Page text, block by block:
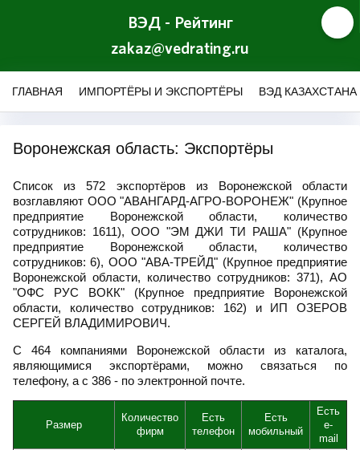
ВЭД - Рейтинг
zakaz@vedrating.ru
ГЛАВНАЯ ИМПОРТЁРЫ И ЭКСПОРТЁРЫ ВЭД КАЗАХСТАНА
Воронежская область: Экспортёры
Список из 572 экспортёров из Воронежской области
возглавляют ООО "АВАНГАРД-АГРО-ВОРОНЕЖ" (Крупное
предприятие Воронежской области, количество
сотрудников: 1611), ООО "ЭМ ДЖИ ТИ РАША" (Крупное
предприятие Воронежской области, количество
сотрудников: 6), ООО "АВА-ТРЕЙД" (Крупное предприятие
Воронежской области, количество сотрудников: 371), АО
"ОФС РУС ВОКК" (Крупное предприятие Воронежской
области, количество сотрудников: 162) и ИП ОЗЕРОВ
СЕРГЕЙ ВЛАДИМИРОВИЧ.
С 464 компаниями Воронежской области из каталога,
являющимися экспортёрами, можно связаться по
телефону, а с 386 - по электронной почте.
Размер
Количество
фирм
Есть
телефон
Есть
мобильный
Есть
e-
mail